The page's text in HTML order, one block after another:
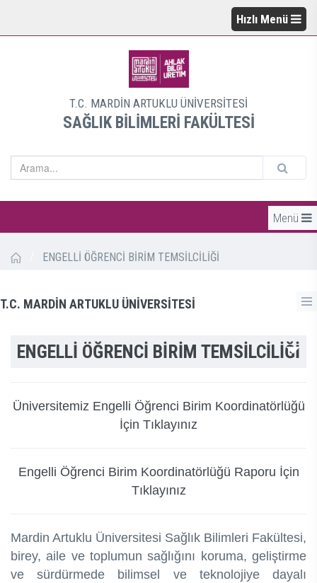
Hızlı Menü
T.C. MARDİN ARTUKLU ÜNİVERSİTESİ
SAĞLIK BİLİMLERİ FAKÜLTESİ
Menü
ENGELLİ ÖĞRENCİ BİRİM TEMSİLCİLİĞİ
T.C. MARDİN ARTUKLU ÜNİVERSİTESİ
ENGELLİ ÖĞRENCİ BİRİM TEMSİLCİLİĞİ
Üniversitemiz Engelli Öğrenci Birim Koordinatörlüğü
İçin Tıklayınız
Engelli Öğrenci Birim Koordinatörlüğü Raporu İçin
Tıklayınız
Mardin Artuklu Üniversitesi Sağlık Bilimleri Fakültesi,
birey, aile ve toplumun sağlığını koruma, geliştirme
ve sürdürmede bilimsel ve teknolojiye dayalı